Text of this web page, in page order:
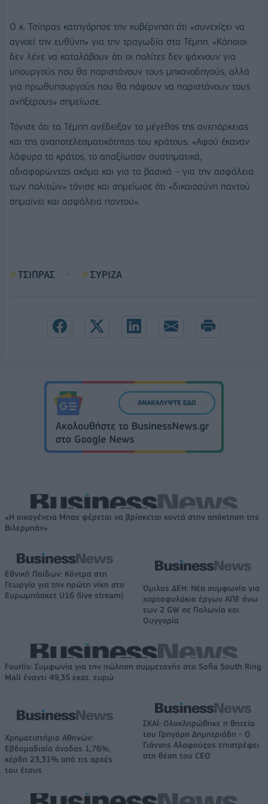
Ο κ. Τσίπρας κατηγόρησε την κυβέρνηση ότι «συνεχίζει να
αγνοεί την ευθύνη» για την τραγωδία στα Τέμπη. «Κάποιοι
δεν λένε να καταλάβουν ότι οι πολίτες δεν ψάχνουν για
υπουργούς που θα παριστάνουν τους μηχανοδηγούς, αλλά
για πρωθυπουργούς που θα πάψουν να παριστάνουν τους
ανήξερους» σημείωσε.
Τόνισε ότι τα Τέμπη ανέδειξαν το μέγεθος της ανεπάρκειας
και της αναποτελεσματικότητας του κράτους. «Αφού έκαναν
λάφυρο το κράτος, το απαξίωσαν συστηματικά,
αδιαφορώντας ακόμα και για τα βασικά – για την ασφάλεια
των πολιτών» τόνισε και σημείωσε ότι «δικαιοσύνη παντού
σημαίνει και ασφάλεια παντού».
ΤΣΙΠΡΑΣ ΣΥΡΙΖΑ
«Η οικογένεια Μπας φέρεται να βρίσκεται κοντά στην απόκτηση της
Βιλερμπάν»
Εθνική Παίδων: Κόντρα στη
Γεωργία για την πρώτη νίκη στο
Ευρωμπάσκετ U16 (live stream)
Όμιλος ΔΕΗ: Νέα συμφωνία για
χαρτοφυλάκιο έργων ΑΠΕ άνω
των 2 GW σε Πολωνία και
Ουγγαρία
Fourlis: Συμφωνία για την πώληση συμμετοχής στο Sofia South Ring
Mall έναντι 49,35 εκατ. ευρώ
Χρηματιστήριο Αθηνών:
Εβδομαδιαία άνοδος 1,76%,
κέρδη 23,31% από τις αρχές
του έτους
ΣΚΑΪ: Ολοκληρώθηκε η θητεία
του Γρηγόρη Δημητριάδη - Ο
Γιάννης Αλαφούζος επιστρέφει
στη θέση του CEO